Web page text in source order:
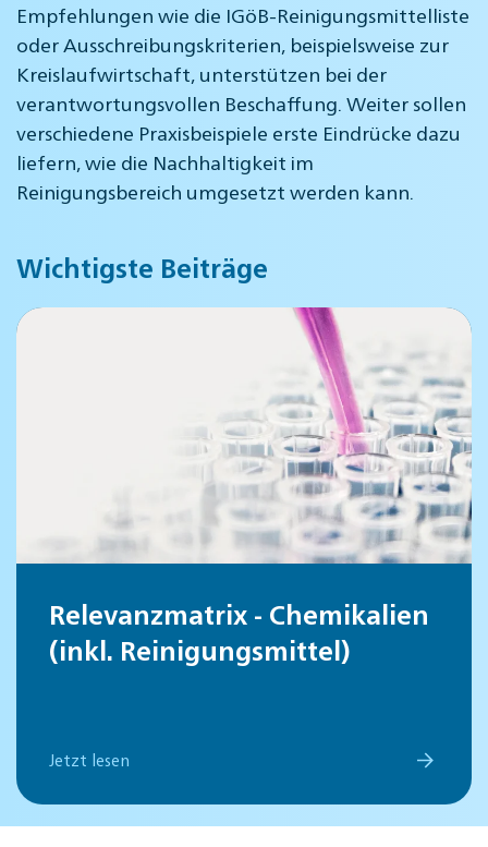
Empfehlungen wie die IGöB-Reinigungsmittelliste
oder Ausschreibungskriterien, beispielsweise zur
Kreislaufwirtschaft, unterstützen bei der
verantwortungsvollen Beschaffung. Weiter sollen
verschiedene Praxisbeispiele erste Eindrücke dazu
liefern, wie die Nachhaltigkeit im
Reinigungsbereich umgesetzt werden kann.
Wichtigste Beiträge
Relevanzmatrix - Chemikalien
(inkl. Reinigungsmittel)
Jetzt lesen